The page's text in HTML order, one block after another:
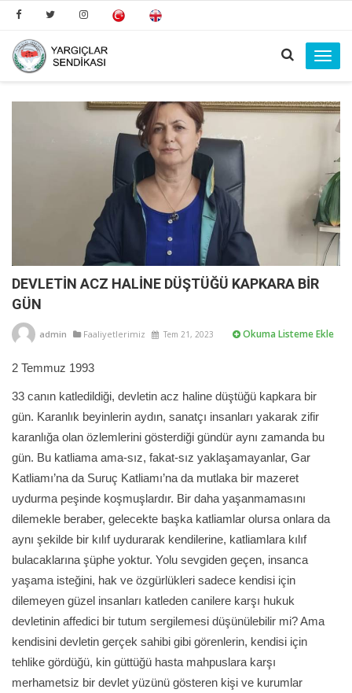
DEVLETİN ACZ HALİNE DÜŞTÜĞÜ KAPKARA BİR
GÜN
admin Faaliyetlerimiz Tem 21, 2023 Okuma Listeme Ekle
2 Temmuz 1993
33 canın katledildiği, devletin acz haline düştüğü kapkara bir
gün. Karanlık beyinlerin aydın, sanatçı insanları yakarak zifir
karanlığa olan özlemlerini gösterdiği gündür aynı zamanda bu
gün. Bu katliama ama-sız, fakat-sız yaklaşamayanlar, Gar
Katliamı’na da Suruç Katliamı’na da mutlaka bir mazeret
uydurma peşinde koşmuşlardır. Bir daha yaşanmamasını
dilemekle beraber, gelecekte başka katliamlar olursa onlara da
aynı şekilde bir kılıf uydurarak kendilerine, katliamlara kılıf
bulacaklarına şüphe yoktur. Yolu sevgiden geçen, insanca
yaşama isteğini, hak ve özgürlükleri sadece kendisi için
dilemeyen güzel insanları katleden canilere karşı hukuk
devletinin affedici bir tutum sergilemesi düşünülebilir mi? Ama
kendisini devletin gerçek sahibi gibi görenlerin, kendisi için
tehlike gördüğü, kin güttüğü hasta mahpuslara karşı
merhametsiz bir devlet yüzünü gösteren kişi ve kurumlar